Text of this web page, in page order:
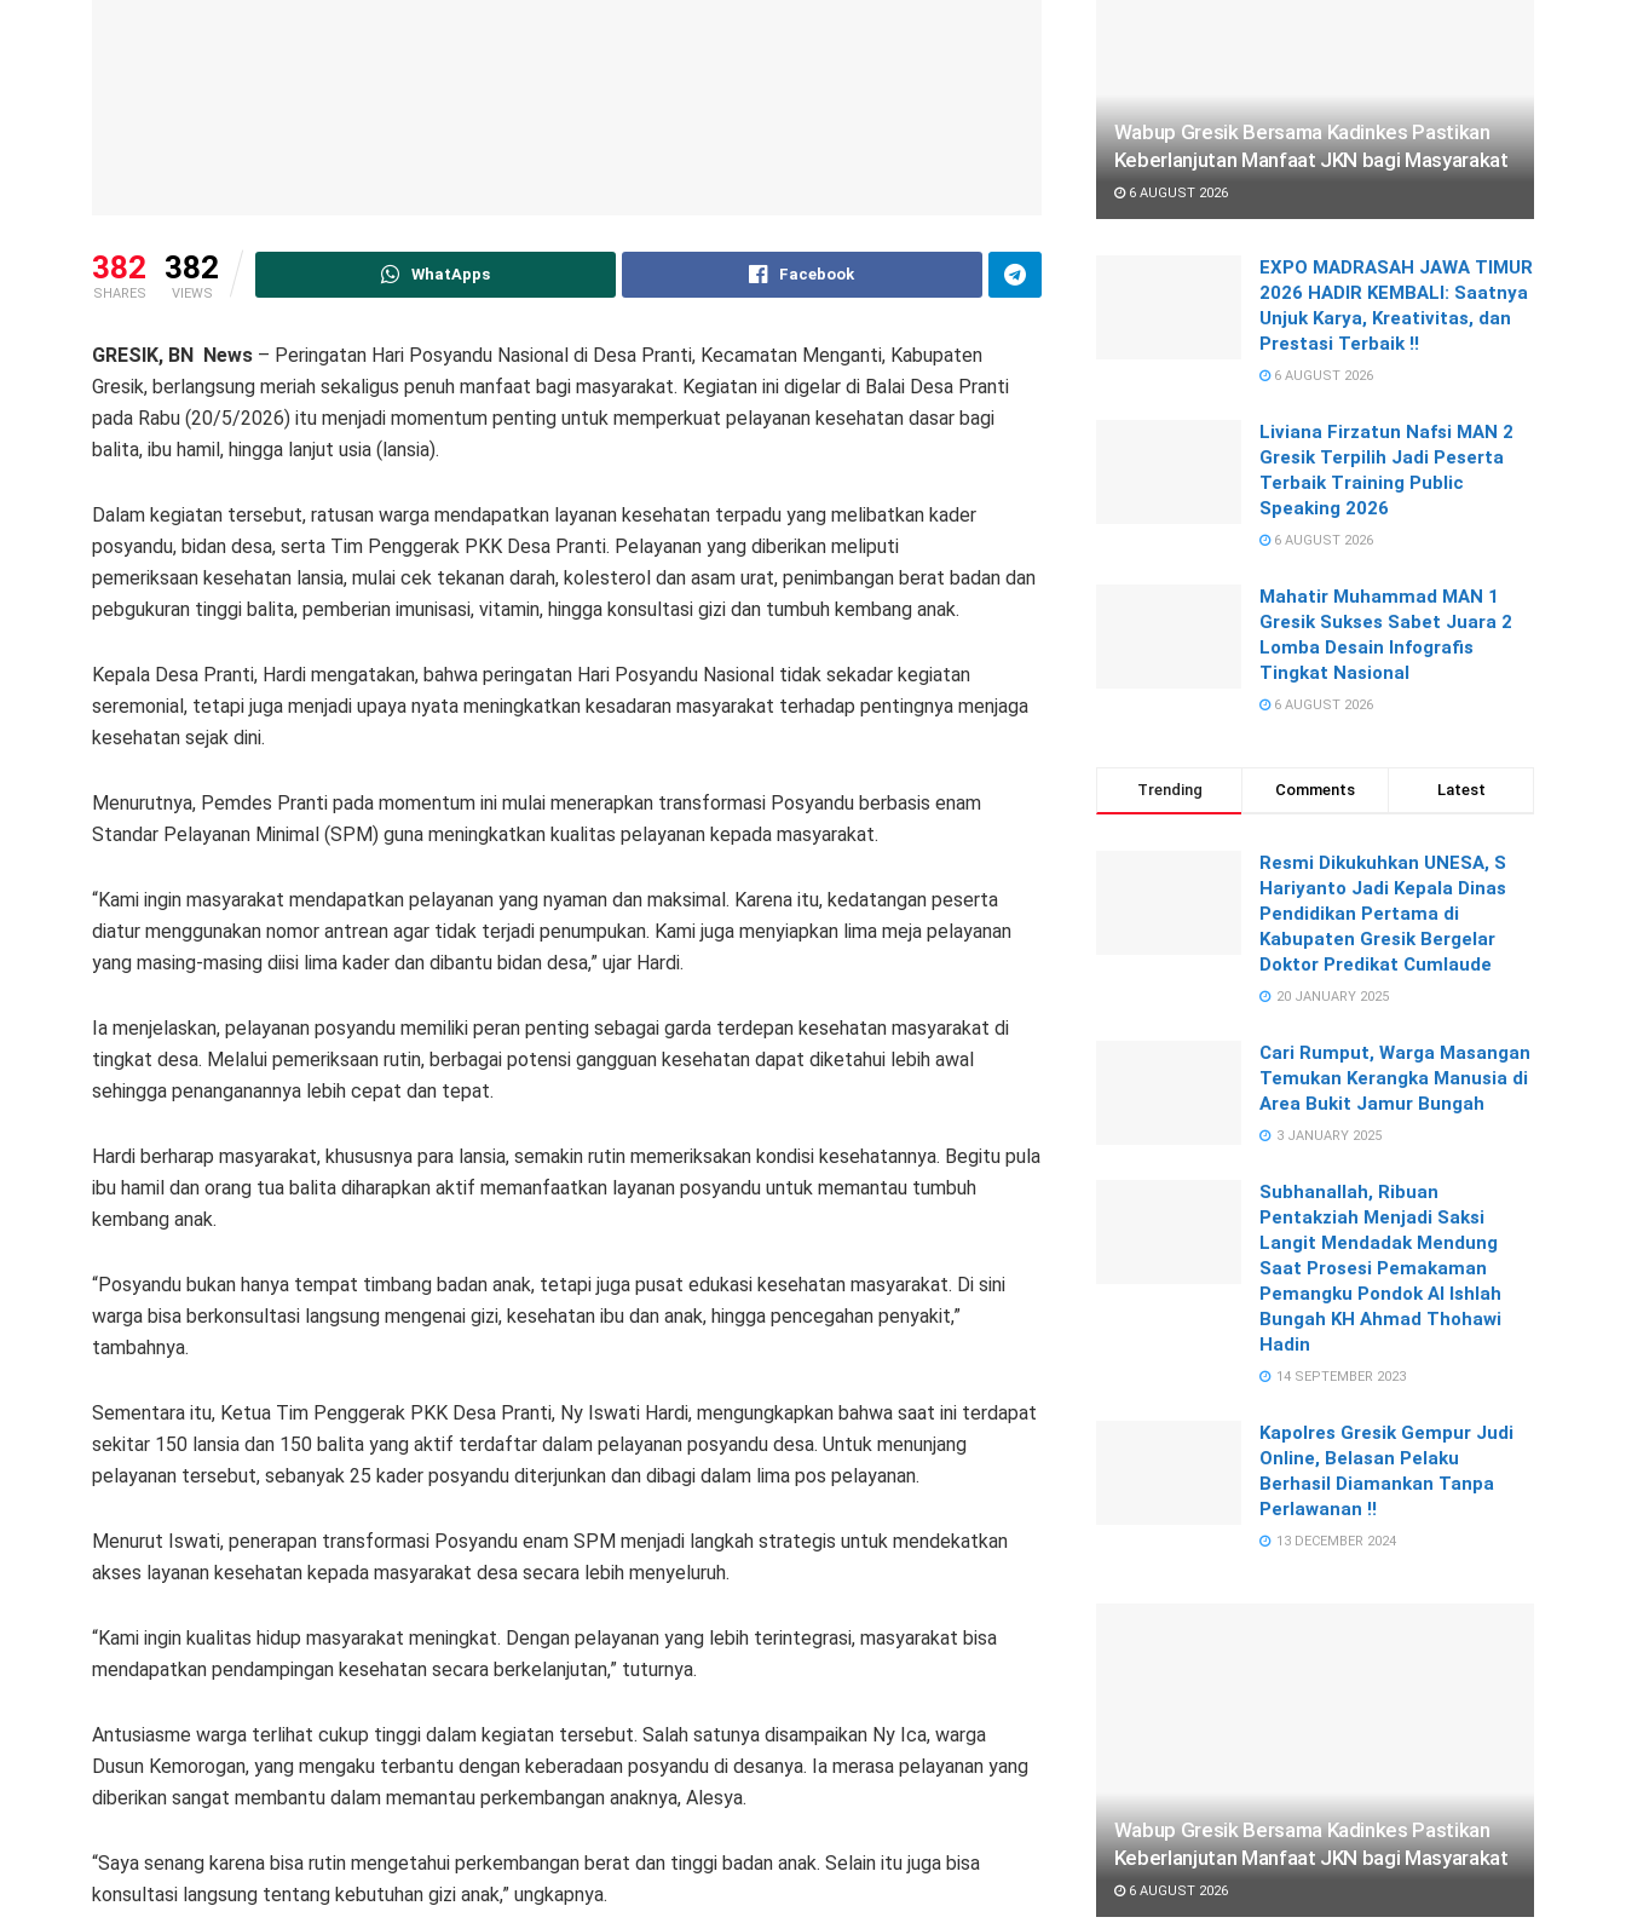
382
SHARES
382
VIEWS
WhatApps Facebook
GRESIK, BN News – Peringatan Hari Posyandu Nasional di Desa Pranti, Kecamatan Menganti, Kabupaten
Gresik, berlangsung meriah sekaligus penuh manfaat bagi masyarakat. Kegiatan ini digelar di Balai Desa Pranti
pada Rabu (20/5/2026) itu menjadi momentum penting untuk memperkuat pelayanan kesehatan dasar bagi
balita, ibu hamil, hingga lanjut usia (lansia).
Dalam kegiatan tersebut, ratusan warga mendapatkan layanan kesehatan terpadu yang melibatkan kader
posyandu, bidan desa, serta Tim Penggerak PKK Desa Pranti. Pelayanan yang diberikan meliputi
pemeriksaan kesehatan lansia, mulai cek tekanan darah, kolesterol dan asam urat, penimbangan berat badan dan
pebgukuran tinggi balita, pemberian imunisasi, vitamin, hingga konsultasi gizi dan tumbuh kembang anak.
Kepala Desa Pranti, Hardi mengatakan, bahwa peringatan Hari Posyandu Nasional tidak sekadar kegiatan
seremonial, tetapi juga menjadi upaya nyata meningkatkan kesadaran masyarakat terhadap pentingnya menjaga
kesehatan sejak dini.
Menurutnya, Pemdes Pranti pada momentum ini mulai menerapkan transformasi Posyandu berbasis enam
Standar Pelayanan Minimal (SPM) guna meningkatkan kualitas pelayanan kepada masyarakat.
“Kami ingin masyarakat mendapatkan pelayanan yang nyaman dan maksimal. Karena itu, kedatangan peserta
diatur menggunakan nomor antrean agar tidak terjadi penumpukan. Kami juga menyiapkan lima meja pelayanan
yang masing-masing diisi lima kader dan dibantu bidan desa,” ujar Hardi.
Ia menjelaskan, pelayanan posyandu memiliki peran penting sebagai garda terdepan kesehatan masyarakat di
tingkat desa. Melalui pemeriksaan rutin, berbagai potensi gangguan kesehatan dapat diketahui lebih awal
sehingga penanganannya lebih cepat dan tepat.
Hardi berharap masyarakat, khususnya para lansia, semakin rutin memeriksakan kondisi kesehatannya. Begitu pula
ibu hamil dan orang tua balita diharapkan aktif memanfaatkan layanan posyandu untuk memantau tumbuh
kembang anak.
“Posyandu bukan hanya tempat timbang badan anak, tetapi juga pusat edukasi kesehatan masyarakat. Di sini
warga bisa berkonsultasi langsung mengenai gizi, kesehatan ibu dan anak, hingga pencegahan penyakit,”
tambahnya.
Sementara itu, Ketua Tim Penggerak PKK Desa Pranti, Ny Iswati Hardi, mengungkapkan bahwa saat ini terdapat
sekitar 150 lansia dan 150 balita yang aktif terdaftar dalam pelayanan posyandu desa. Untuk menunjang
pelayanan tersebut, sebanyak 25 kader posyandu diterjunkan dan dibagi dalam lima pos pelayanan.
Menurut Iswati, penerapan transformasi Posyandu enam SPM menjadi langkah strategis untuk mendekatkan
akses layanan kesehatan kepada masyarakat desa secara lebih menyeluruh.
“Kami ingin kualitas hidup masyarakat meningkat. Dengan pelayanan yang lebih terintegrasi, masyarakat bisa
mendapatkan pendampingan kesehatan secara berkelanjutan,” tuturnya.
Antusiasme warga terlihat cukup tinggi dalam kegiatan tersebut. Salah satunya disampaikan Ny Ica, warga
Dusun Kemorogan, yang mengaku terbantu dengan keberadaan posyandu di desanya. Ia merasa pelayanan yang
diberikan sangat membantu dalam memantau perkembangan anaknya, Alesya.
“Saya senang karena bisa rutin mengetahui perkembangan berat dan tinggi badan anak. Selain itu juga bisa
konsultasi langsung tentang kebutuhan gizi anak,” ungkapnya.
Wabup Gresik Bersama Kadinkes Pastikan
Keberlanjutan Manfaat JKN bagi Masyarakat
6 AUGUST 2026
EXPO MADRASAH JAWA TIMUR
2026 HADIR KEMBALI: Saatnya
Unjuk Karya, Kreativitas, dan
Prestasi Terbaik !!
6 AUGUST 2026
Liviana Firzatun Nafsi MAN 2
Gresik Terpilih Jadi Peserta
Terbaik Training Public
Speaking 2026
6 AUGUST 2026
Mahatir Muhammad MAN 1
Gresik Sukses Sabet Juara 2
Lomba Desain Infografis
Tingkat Nasional
6 AUGUST 2026
Trending Comments Latest
Resmi Dikukuhkan UNESA, S
Hariyanto Jadi Kepala Dinas
Pendidikan Pertama di
Kabupaten Gresik Bergelar
Doktor Predikat Cumlaude
20 JANUARY 2025
Cari Rumput, Warga Masangan
Temukan Kerangka Manusia di
Area Bukit Jamur Bungah
3 JANUARY 2025
Subhanallah, Ribuan
Pentakziah Menjadi Saksi
Langit Mendadak Mendung
Saat Prosesi Pemakaman
Pemangku Pondok Al Ishlah
Bungah KH Ahmad Thohawi
Hadin
14 SEPTEMBER 2023
Kapolres Gresik Gempur Judi
Online, Belasan Pelaku
Berhasil Diamankan Tanpa
Perlawanan !!
13 DECEMBER 2024
Wabup Gresik Bersama Kadinkes Pastikan
Keberlanjutan Manfaat JKN bagi Masyarakat
6 AUGUST 2026